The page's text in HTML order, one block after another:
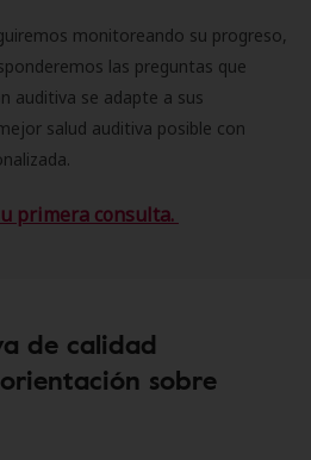
monitoreando su progreso,
las preguntas que
auditiva se adapte a sus
salud auditiva posible con
primera consulta.
de calidad
sobre